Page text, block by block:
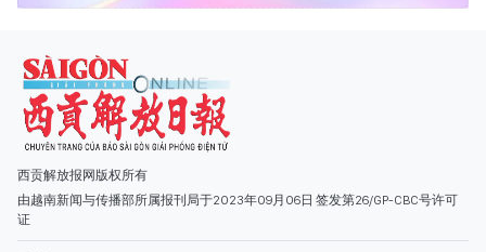
副总编辑: 阮玉英、范文长、裴氏红霜、张德义、范氏云英、杨文光、阮德显、
阮克强、陈嘉宝
主编: 阮玉英
社址: 胡志明市棋盘坊阮氏明开街432-434号
总台: (028) 39294091 - 转 060
热线: 096.558.1888
编辑部: (028) 39294092 - 转 060
电子信箱